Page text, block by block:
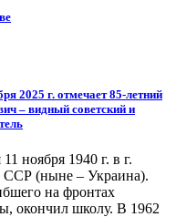
г. отмечает 85-летний
– видный советский и
ноября 1940 г. в г.
ССР (ныне – Украина).
на фронтах
окончил школу. В 1962